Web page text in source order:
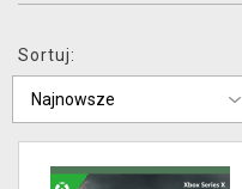
Sortuj: